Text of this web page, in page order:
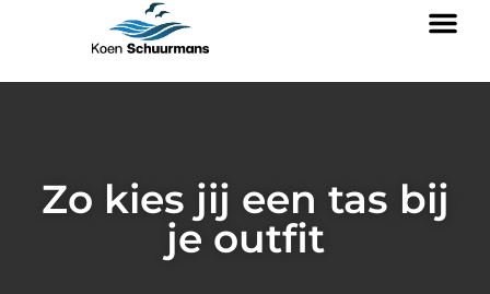
Zo kies jij een tas bij
je outfit